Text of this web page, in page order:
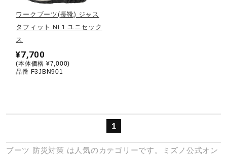
バドミントン
ソフトボール
柔道
ワークブーツ(長靴) ジャス
タフィット NL1 ユニセック
ス
¥7,700
(本体価格 ¥7,000)
品番 F3JBN901
1
ブーツ 防災対策 は人気のカテゴリーです。ミズノ公式オン